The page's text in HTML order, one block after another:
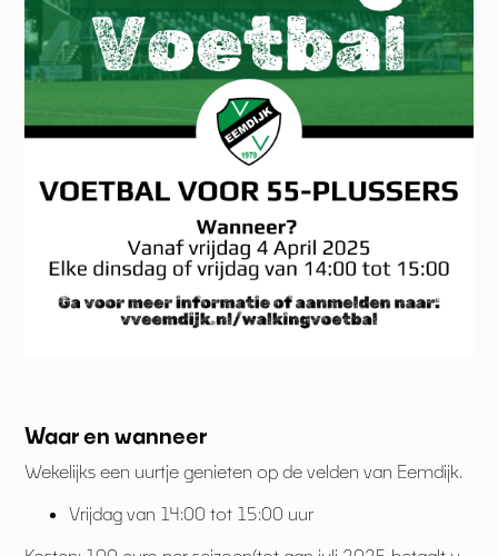
Waar en wanneer
Wekelijks een uurtje genieten op de velden van Eemdijk.
Vrijdag van 14:00 tot 15:00 uur